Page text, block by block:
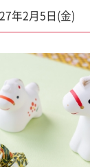
年2月5日(金)